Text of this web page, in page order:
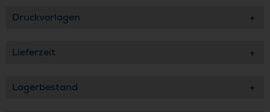
Druckvorlagen
Lieferzeit
Lagerbestand